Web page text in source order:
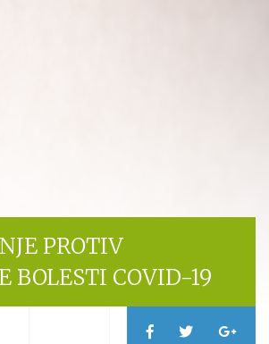
PROTIV
BOLESTI COVID-19